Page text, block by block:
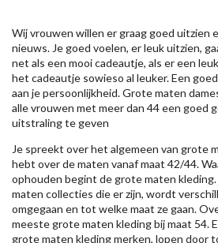
Wij vrouwen willen er graag goed uitzien
nieuws. Je goed voelen, er leuk uitzien,
net als een mooi cadeautje, als er een
het cadeautje sowieso al leuker. Een
aan je persoonlijkheid. Grote maten
alle vrouwen met meer dan 44 een goed
uitstraling te geven
Je spreekt over het algemeen van grote
hebt over de maten vanaf maat 42/44.
ophouden begint de grote maten
maten collecties die er zijn, wordt
omgegaan en tot welke maat ze gaan.
meeste grote maten kleding bij maat 54.
grote maten kleding merken, lopen door